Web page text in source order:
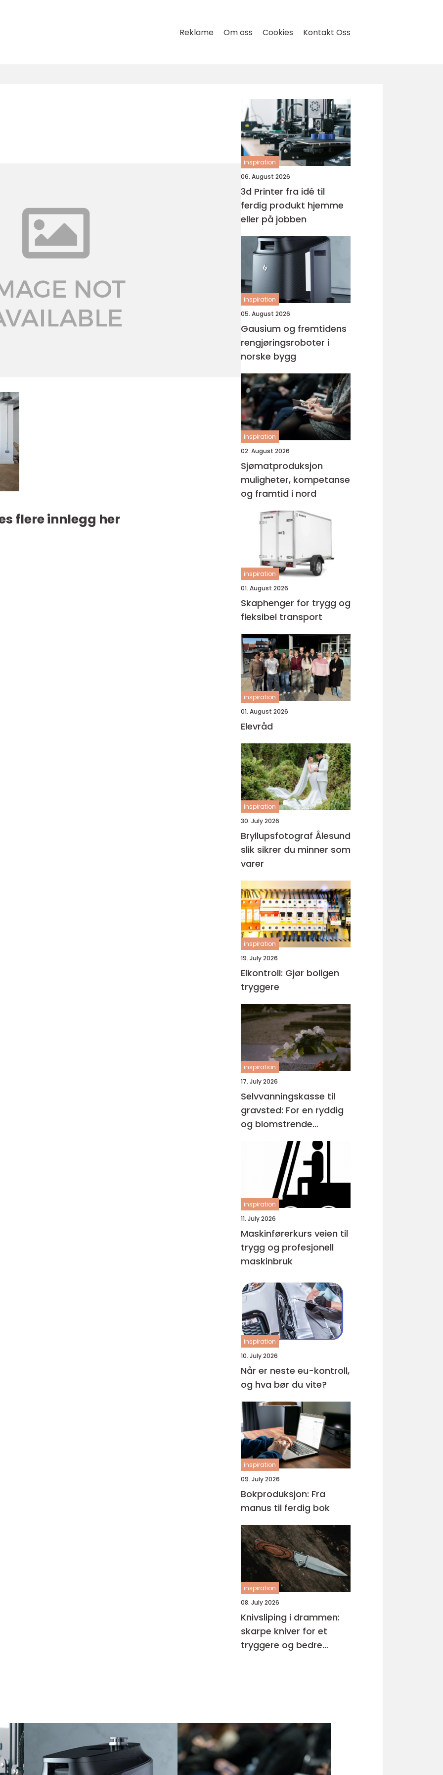
Reklame Om oss Cookies Kontakt Oss
flere innlegg her
inspiration
06. August 2026
3d Printer fra idé til
ferdig produkt hjemme
eller på jobben
inspiration
05. August 2026
Gausium og fremtidens
rengjøringsroboter i
norske bygg
inspiration
02. August 2026
Sjømatproduksjon
muligheter, kompetanse
og framtid i nord
inspiration
01. August 2026
Skaphenger for trygg og
fleksibel transport
inspiration
01. August 2026
Elevråd
inspiration
30. July 2026
Bryllupsfotograf Ålesund
slik sikrer du minner som
varer
inspiration
19. July 2026
Elkontroll: Gjør boligen
tryggere
inspiration
17. July 2026
Selvvanningskasse til
gravsted: For en ryddig
og blomstrende
inspiration
11. July 2026
Maskinførerkurs veien til
trygg og profesjonell
maskinbruk
inspiration
10. July 2026
Når er neste eu-kontroll,
og hva bør du vite?
inspiration
09. July 2026
Bokproduksjon: Fra
manus til ferdig bok
inspiration
08. July 2026
Knivsliping i drammen:
skarpe kniver for et
tryggere og bedre